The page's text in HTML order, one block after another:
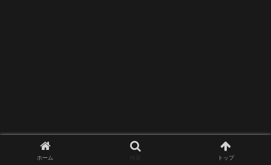
ホーム トップ